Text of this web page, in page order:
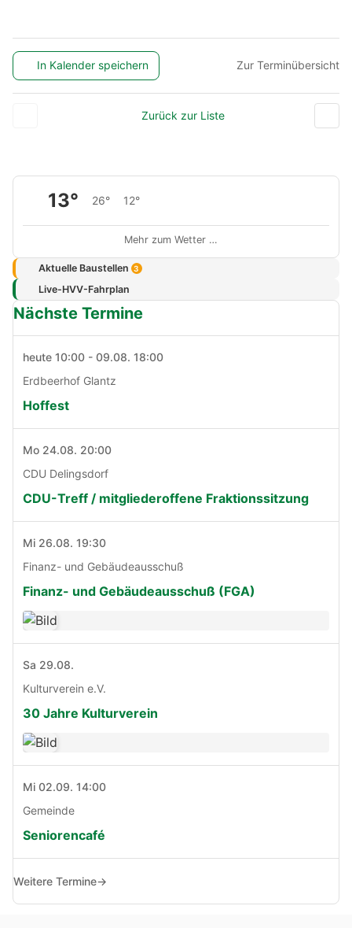
In Kalender speichern Zur Terminübersicht
Zurück zur Liste
13° 26° 12°
Mehr zum Wetter …
Aktuelle Baustellen 3
Live-HVV-Fahrplan
Nächste Termine
heute 10:00 - 09.08. 18:00
Erdbeerhof Glantz
Hoffest
Mo 24.08. 20:00
CDU Delingsdorf
CDU-Treff / mitgliederoffene Fraktionssitzung
Mi 26.08. 19:30
Finanz- und Gebäudeausschuß
Finanz- und Gebäudeausschuß (FGA)
Sa 29.08.
Kulturverein e.V.
30 Jahre Kulturverein
Mi 02.09. 14:00
Gemeinde
Seniorencafé
Weitere Termine→